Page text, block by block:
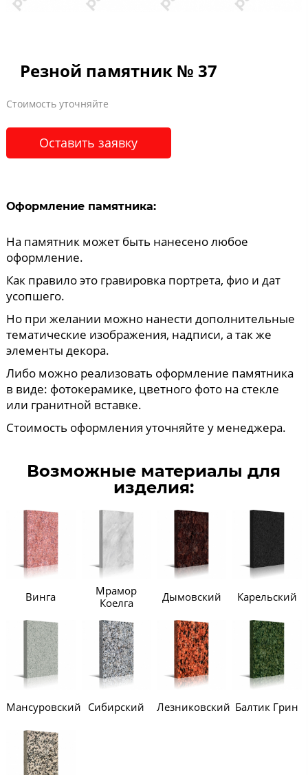
Резной памятник № 37
Стоимость уточняйте
Оставить заявку
Оформление памятника:
На памятник может быть нанесено любое
оформление.
Как правило это гравировка портрета, фио и дат
усопшего.
Но при желании можно нанести дополнительные
тематические изображения, надписи, а так же
элементы декора.
Либо можно реализовать оформление памятника
в виде: фотокерамике, цветного фото на стекле
или гранитной вставке.
Стоимость оформления уточняйте у менеджера.
Возможные материалы для
изделия:
Винга
Мрамор
Коелга
Дымовский Карельский
Мансуровский Сибирский Лезниковский Балтик Грин